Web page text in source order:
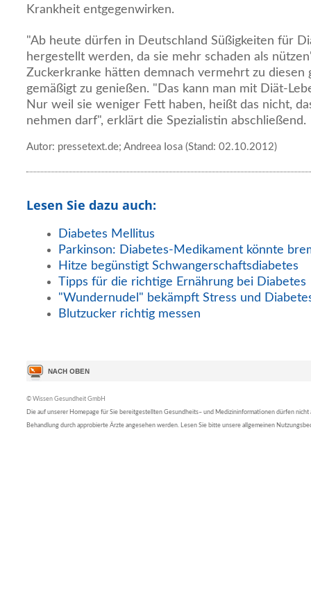
Krankheit entgegenwirken.
"Ab heute dürfen in Deutschland Süßigkeiten für
hergestellt werden, da sie mehr schaden als
Zuckerkranke hätten demnach vermehrt zu diesen
gemäßigt zu genießen. "Das kann man mit Diät-
Nur weil sie weniger Fett haben, heißt das nicht,
nehmen darf", erklärt die Spezialistin abschließend.
Autor: pressetext.de; Andreea Iosa (Stand: 02.10.2012)
Lesen Sie dazu auch:
Diabetes Mellitus
Parkinson: Diabetes-Medikament könnte
Hitze begünstigt Schwangerschaftsdiabetes
Tipps für die richtige Ernährung bei Diabetes
"Wundernudel" bekämpft Stress und
Blutzucker richtig messen
© Wissen Gesundheit GmbH
Die auf unserer Homepage für Sie bereitgestellten Gesundheits– und Medizininformationen dürfen nicht
Behandlung durch approbierte Ärzte angesehen werden. Lesen Sie bitte unsere allgemeinen